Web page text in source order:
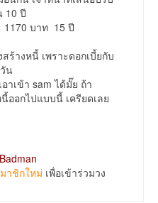
10 ปี
1170 บาท 15 ปี
ร้างหนี้ เพราะดอกเบี้ยกับ
น
าเข้า sam ได้มั๊ย ถ้า
ออกไปแบบนี้ เครียดเลย
Badman
าชิกใหม่ เพื่อเข้าร่วมวง